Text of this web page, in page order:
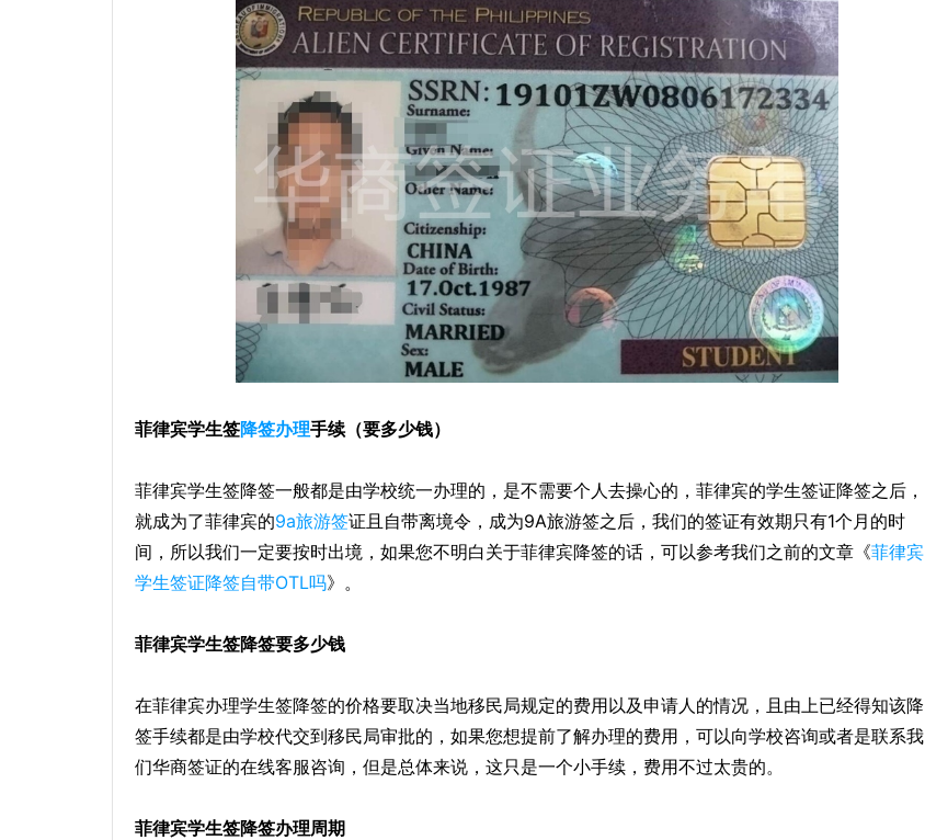
菲律宾学生签降签办理手续（要多少钱）
菲律宾学生签降签一般都是由学校统一办理的，是不需要个人去操心的，菲律宾的学生签证降签之后，
就成为了菲律宾的9a旅游签证且自带离境令，成为9A旅游签之后，我们的签证有效期只有1个月的时
间，所以我们一定要按时出境，如果您不明白关于菲律宾降签的话，可以参考我们之前的文章《菲律宾
学生签证降签自带OTL吗》。
菲律宾学生签降签要多少钱
在菲律宾办理学生签降签的价格要取决当地移民局规定的费用以及申请人的情况，且由上已经得知该降
签手续都是由学校代交到移民局审批的，如果您想提前了解办理的费用，可以向学校咨询或者是联系我
们华商签证的在线客服咨询，但是总体来说，这只是一个小手续，费用不过太贵的。
菲律宾学生签降签办理周期